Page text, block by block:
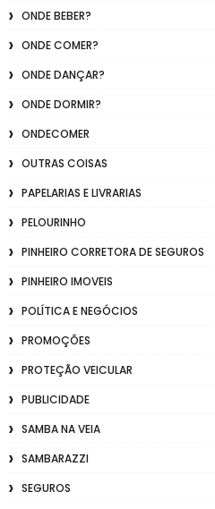
ONDE BEBER?
ONDE COMER?
ONDE DANÇAR?
ONDE DORMIR?
ONDECOMER
OUTRAS COISAS
PAPELARIAS E LIVRARIAS
PELOURINHO
PINHEIRO CORRETORA DE SEGUROS
PINHEIRO IMOVEIS
POLÍTICA E NEGÓCIOS
PROMOÇÕES
PROTEÇÃO VEICULAR
PUBLICIDADE
SAMBA NA VEIA
SAMBARAZZI
SEGUROS